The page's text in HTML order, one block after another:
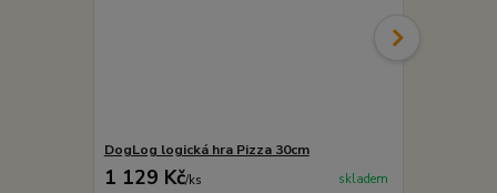
DogLog logická hra Pizza 30cm
1 129 Kč/ks skladem